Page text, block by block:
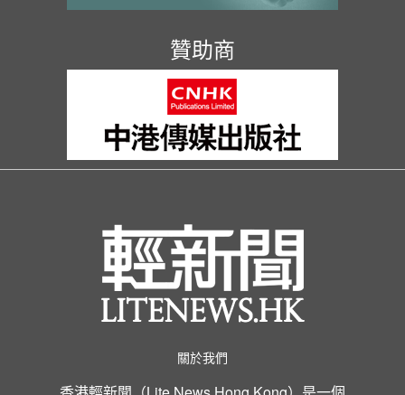
贊助商
關於我們